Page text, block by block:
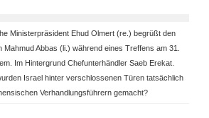
Ministerpräsident Ehud Olmert (re.) begrüßt den
Mahmud Abbas (li.) während eines Treffens am 31.
Im Hintergrund Chefunterhändler Saeb Erekat.
Israel hinter verschlossenen Türen tatsächlich
Verhandlungsführern gemacht?